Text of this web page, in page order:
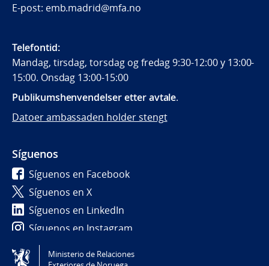
E-post: emb.madrid@mfa.no
Telefontid:
Mandag, tirsdag, torsdag og fredag 9:30-12:00 y 13:00-
15:00. Onsdag 13:00-15:00
Publikumshenvendelser etter avtale.
Datoer ambassaden holder stengt
Síguenos
Síguenos en Facebook
Síguenos en X
Síguenos en LinkedIn
Síguenos en Instagram
Tilgjengelighetserklæring / Accessibility statement
Ministerio de Relaciones